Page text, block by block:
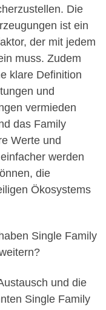
Die
ist ein
der mit jedem
muss. Zudem
klare Definition
und
vermieden
das Family
Werte und
werden
die
Ökosystems
Single Family
und die
Single Family